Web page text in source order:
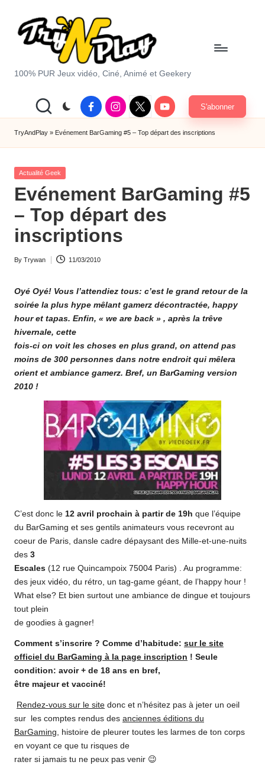
T
y
A
d
P
la
y.
c
m
100% PUR Jeux vidéo, Ciné, Animé et Geekery
FacebookInstagram
X
|
Twitter
Youtube S'abonner
TryAndPlay » Evénement BarGaming #5 – Top départ des inscriptions
Posted
Actualité Geek
Evénement BarGaming #5
– Top départ des
inscriptions
Posted
By Trywan 11/03/2010
Oyé Oyé! Vous l’attendiez tous: c’est le grand retour de la
soirée la plus hype mêlant gamerz décontractée, happy
hour et tapas. Enfin, « we are back » , après la trêve
hivernale, cette
fois-ci on voit les choses en plus grand, on attend pas
moins de 300 personnes dans notre endroit qui mêlera
orient et ambiance gamerz. Bref, un BarGaming version
2010 !
C’est donc le 12 avril prochain à partir de 19h que l’équipe
du BarGaming et ses gentils animateurs vous recevront au
coeur de Paris, dansle cadre dépaysant des Mille-et-une-nuits
des 3
Escales (12 rue Quincampoix 75004 Paris) . Au programme:
des jeux vidéo, du rétro, un tag-game géant, de l’happy hour !
What else? Et bien surtout une ambiance de dingue et toujours
tout plein
de goodies à gagner!
Comment s’inscrire ? Comme d’habitude: sur le site
officiel du BarGaming à la page inscription ! Seule
condition: avoir + de 18 ans en bref,
être majeur et vacciné!
Rendez-vous sur le site donc et n’hésitez pas à jeter un oeil
sur les comptes rendus des anciennes éditions du
BarGaming, histoire de pleurer toutes les larmes de ton corps
en voyant ce que tu risques de
rater si jamais tu ne peux pas venir 😉